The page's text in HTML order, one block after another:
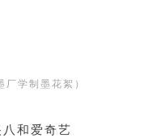
厂学制墨花絮）
和爱奇艺